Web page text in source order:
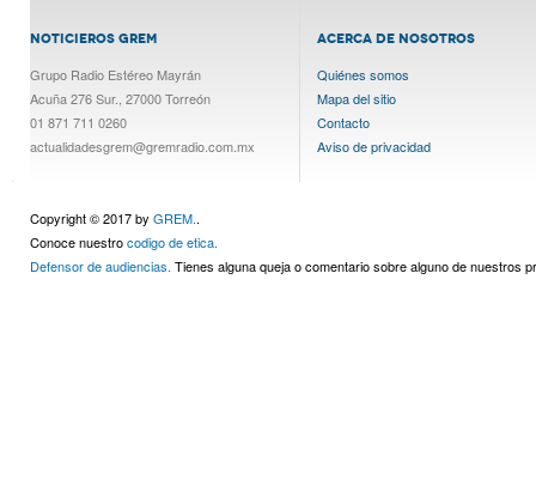
NOTICIEROS GREM
Grupo Radio Estéreo Mayrán
Acuña 276 Sur., 27000 Torreón
01 871 711 0260
actualidadesgrem@gremradio.com.mx
ACERCA DE NOSOTROS
Quiénes somos
Mapa del sitio
Contacto
Aviso de privacidad
Copyright © 2017 by GREM..
Conoce nuestrocodigo de etica.
Defensor de audiencias. Tienes alguna queja o comentario sobre alguno de nuestros